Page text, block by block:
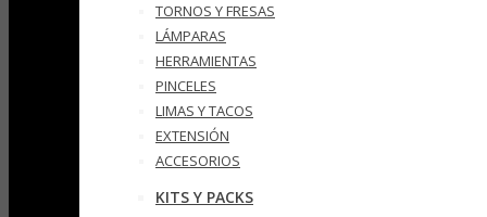
TORNOS Y FRESAS
LÁMPARAS
HERRAMIENTAS
PINCELES
LIMAS Y TACOS
EXTENSIÓN
ACCESORIOS
KITS Y PACKS